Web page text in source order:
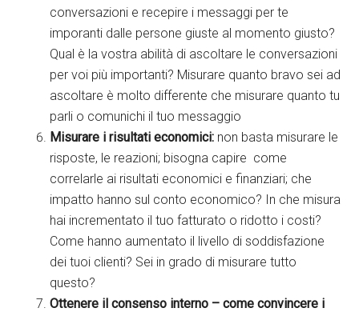
conversazioni e recepire i messaggi per te
imporanti dalle persone giuste al momento giusto?
Qual è la vostra abilità di ascoltare le conversazioni
per voi più importanti? Misurare quanto bravo sei ad
ascoltare è molto differente che misurare quanto tu
parli o comunichi il tuo messaggio
Misurare i risultati economici: non basta misurare le
risposte, le reazioni; bisogna capire come
correlarle ai risultati economici e finanziari; che
impatto hanno sul conto economico? In che misura
hai incrementato il tuo fatturato o ridotto i costi?
Come hanno aumentato il livello di soddisfazione
dei tuoi clienti? Sei in grado di misurare tutto
questo?
Ottenere il consenso interno – come convincere i